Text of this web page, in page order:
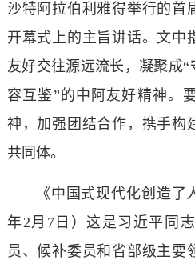
沙特阿拉伯利雅得举行的首
开幕式上的主旨讲话。文中
友好交往源远流长，凝聚成
容互鉴”的中阿友好精神。
神，加强团结合作，携手构
共同体。
《中国式现代化创造了
年2月7日）这是习近平同
员、候补委员和省部级主要